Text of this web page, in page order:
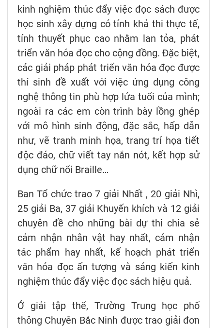
kinh nghiệm thúc đẩy việc đọc sách được
học sinh xây dựng có tính khả thi thực tế,
tính thuyết phục cao nhằm lan tỏa, phát
triển văn hóa đọc cho cộng đồng. Đặc biệt,
các giải pháp phát triển văn hóa đọc được
thí sinh đề xuất với việc ứng dụng công
nghệ thông tin phù hợp lứa tuổi của mình;
ngoài ra các em còn trình bày lồng ghép
với mô hình sinh động, đặc sắc, hấp dẫn
như, vẽ tranh minh họa, trang trí họa tiết
độc đáo, chữ viết tay nắn nót, kết hợp sử
dụng chữ nổi Braille…
Ban Tổ chức trao 7 giải Nhất , 20 giải Nhì,
25 giải Ba, 37 giải Khuyến khích và 12 giải
chuyên đề cho những bài dự thi chia sẻ
cảm nhận nhân vật hay nhất, cảm nhận
tác phẩm hay nhất, kế hoạch phát triển
văn hóa đọc ấn tượng và sáng kiến kinh
nghiệm thúc đẩy việc đọc sách hiệu quả.
Ở giải tập thể, Trường Trung học phổ
thông Chuyên Bắc Ninh được trao giải đơn